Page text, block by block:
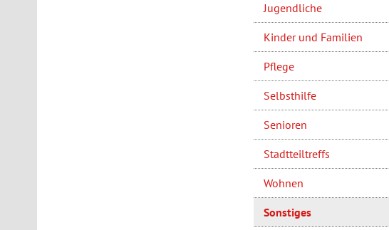
Jugendliche
Kinder und Familien
Pflege
Selbsthilfe
Senioren
Stadtteiltreffs
Wohnen
Sonstiges